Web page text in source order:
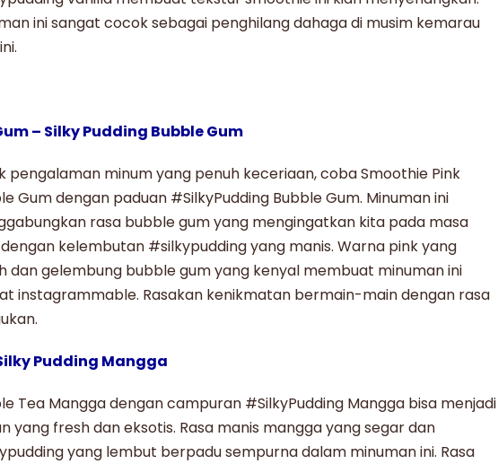
ini sangat cocok sebagai penghilang dahaga di musim kemarau
– Silky Pudding Bubble Gum
pengalaman minum yang penuh keceriaan, coba Smoothie Pink
Gumdengan paduan #SilkyPudding Bubble Gum. Minuman ini
rasa bubble gum yang mengingatkan kita pada masa
kelembutan #silkypuddingyang manis. Warna pink yang
dan gelembung bubble gum yang kenyal membuat minuman ini
instagrammable. Rasakan kenikmatan bermain-main dengan rasa
Pudding Mangga
Tea Manggadengan campuran #SilkyPudding Mangga bisa menjadi
yang fresh dan eksotis. Rasa manis mangga yang segar dan
yang lembut berpadu sempurna dalam minuman ini. Rasa